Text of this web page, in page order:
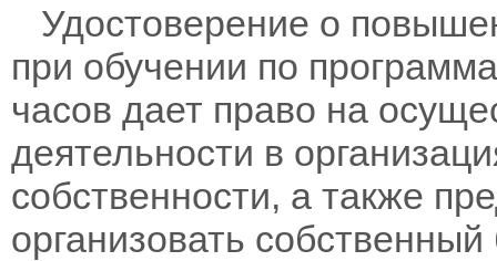
Удостоверение о
при обучении по
часов дает право на
деятельности в
собственности, а также
организовать